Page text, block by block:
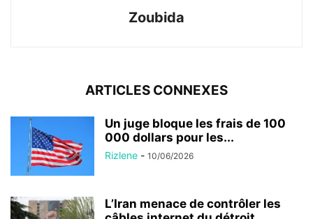
Zoubida
ARTICLES CONNEXES
Un juge bloque les frais de 100
000 dollars pour les...
Rizlene - 10/06/2026
L’Iran menace de contrôler les